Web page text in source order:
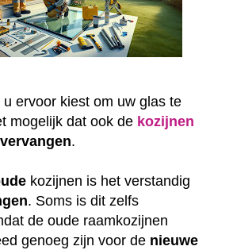
ervoor kiest om uw glas te
mogelijk dat ook de kozijnen
vervangen.
kozijnen is het verstandig
. Soms is dit zelfs
de oude raamkozijnen
genoeg zijn voor de nieuwe